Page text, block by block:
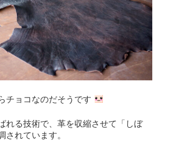
チョコなのだそうです
れる技術で、革を収縮させて「しぼ
されています。